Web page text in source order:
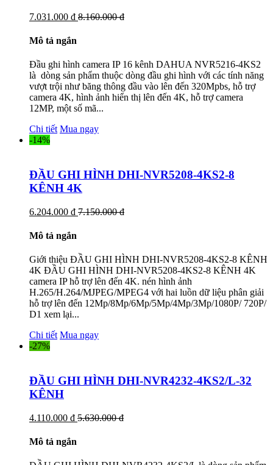
7.031.000 đ 8.160.000 đ
Mô tả ngắn
Đầu ghi hình camera IP 16 kênh DAHUA NVR5216-4KS2
là dòng sản phẩm thuộc dòng đầu ghi hình với các tính năng
vượt trội như băng thông đầu vào lên đến 320Mpbs, hỗ trợ
camera 4K, hình ảnh hiển thị lên đến 4K, hỗ trợ camera
12MP, một số mã...
Chi tiết Mua ngay
-14%
ĐẦU GHI HÌNH DHI-NVR5208-4KS2-8
KÊNH 4K
6.204.000 đ 7.150.000 đ
Mô tả ngắn
Giới thiệu ĐẦU GHI HÌNH DHI-NVR5208-4KS2-8 KÊNH
4K ĐẦU GHI HÌNH DHI-NVR5208-4KS2-8 KÊNH 4K
camera IP hỗ trợ lên đến 4K. nén hình ảnh
H.265/H.264/MJPEG/MPEG4 với hai luồn dữ liệu phân giải
hỗ trợ lên đến 12Mp/8Mp/6Mp/5Mp/4Mp/3Mp/1080P/ 720P/
D1 xem lại...
Chi tiết Mua ngay
-27%
ĐẦU GHI HÌNH DHI-NVR4232-4KS2/L-32
KÊNH
4.110.000 đ 5.630.000 đ
Mô tả ngắn